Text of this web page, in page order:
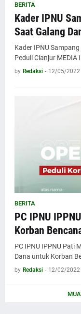
BERITA
Kader IPNU
Saat Galang
Kader IPNU
Peduli Cianjur MEDIA
by Redaksi - 12/05/2022
BERITA
PC IPNU
Korban
PC IPNU IPPNU Pati
Dana untuk Korban
by Redaksi - 12/02/2022